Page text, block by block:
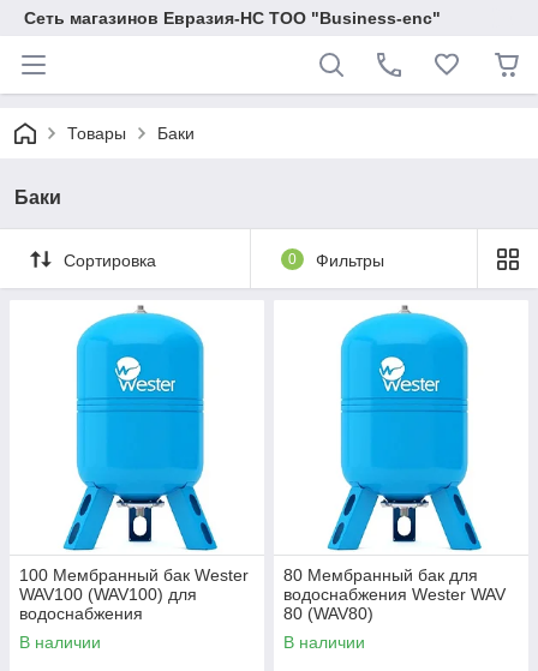
Сеть магазинов Евразия-НС ТОО "Business-enc"
Товары Баки
Баки
Сортировка 0 Фильтры
100 Мембранный бак Wester
WAV100 (WAV100) для
водоснабжения
В наличии
80 Мембранный бак для
водоснабжения Wester WAV
80 (WAV80)
В наличии